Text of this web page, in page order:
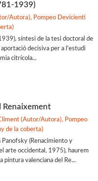
1939)
Autora), Pompeo Devicienti
síntesi de la tesi doctoral de
aportació decisiva per a l'estudi
citrícola...
Renaixement
(Autor/Autora), Pompeo
de la coberta)
(Renacimiento y
arte occidental, 1975), haurem
pintura valenciana del Re...